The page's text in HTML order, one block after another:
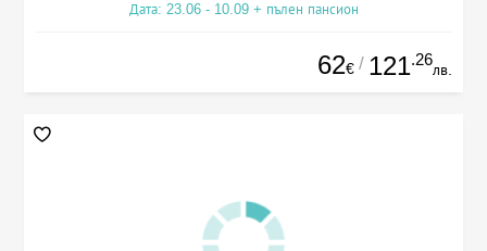
Дата: 23.06 - 10.09 + пълен пансион
62€ / 121.26
лв.